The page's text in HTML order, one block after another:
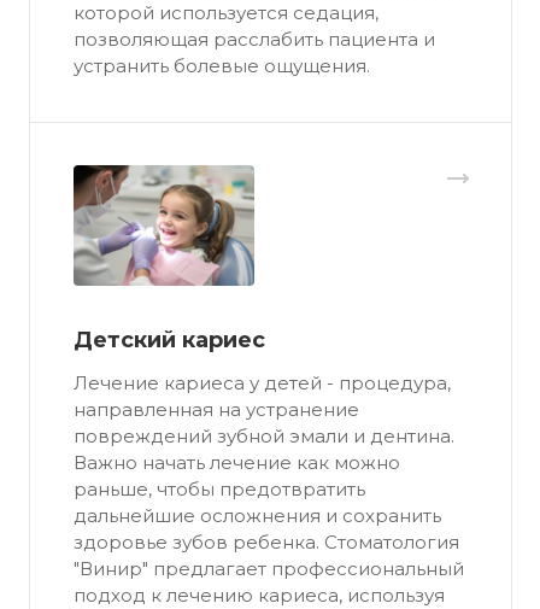
которой используется седация,
позволяющая расслабить пациента и
устранить болевые ощущения.
Детский кариес
Лечение кариеса у детей - процедура,
направленная на устранение
повреждений зубной эмали и дентина.
Важно начать лечение как можно
раньше, чтобы предотвратить
дальнейшие осложнения и сохранить
здоровье зубов ребенка. Стоматология
"Винир" предлагает профессиональный
подход к лечению кариеса, используя